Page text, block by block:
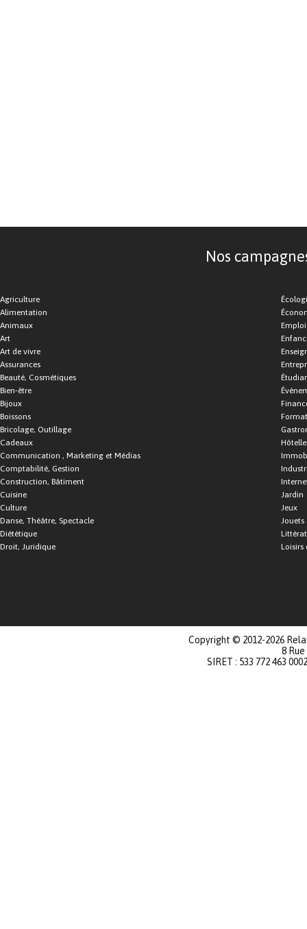
Nos
Agriculture
Alimentation
Animaux
Art
Art de vivre
Assurances
Beauté, Cosmétiques
Bien-être
Bijoux
Boissons
Bricolage, Outillage
Cadeaux
Communication , Marketing et Médias
Comptabilité, Gestion
Construction, Bâtiment
Cuisine
Culture
Danse, Théâtre, Spectacle
Diététique
Droit, Juridique
Emploi
Jardin
Jeux
Jouets
Loisirs
Copyright © 2012-2026
8
SIRET : 533 772 463